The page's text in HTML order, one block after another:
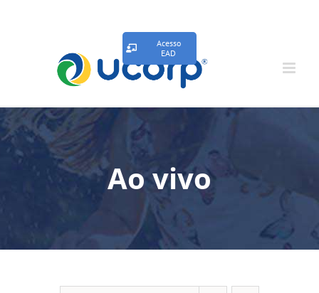
Acesso
EAD
Ao vivo